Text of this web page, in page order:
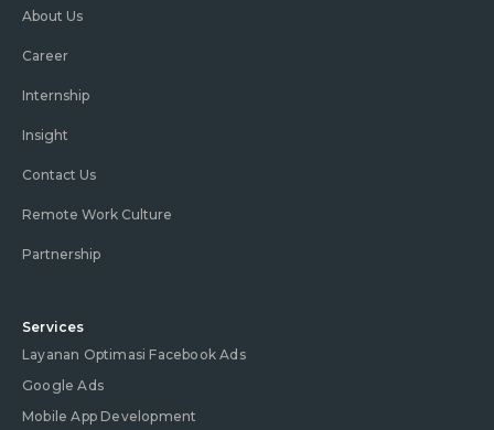
About Us
Career
Internship
Insight
Contact Us
Remote Work Culture
Partnership
Services
Layanan Optimasi Facebook Ads
Google Ads
Mobile App Development